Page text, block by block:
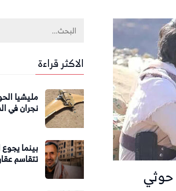
حوثي
الاكثر قراءة
مليشيا
نجران في
بينما
تتقاسم